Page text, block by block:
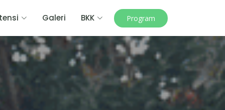
Galeri BKK Program